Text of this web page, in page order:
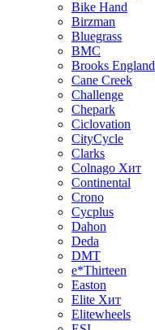
Bike Hand
Birzman
Bluegrass
BMC
Brooks England
Cane Creek
Challenge
Chepark
Ciclovation
CityCycle
Clarks
Colnago Хит
Continental
Crono
Cycplus
Dahon
Deda
DMT
e*Thirteen
Easton
Elite Хит
Elitewheels